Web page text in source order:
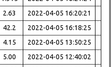
2.63
2022-04-05 16:20:21
42.2
2022-04-05 16:18:25
4.15
2022-04-05 13:50:25
5.00
2022-04-05 12:40:02